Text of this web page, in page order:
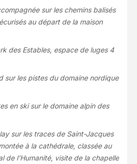
sur les chemins balisés
au départ de la maison
des Estables, espace de luges 4
sur les pistes du domaine nordique
en ski sur le domaine alpin des
sur les traces de Saint-Jacques
à la cathédrale, classée au
de l’Humanité, visite de la chapelle